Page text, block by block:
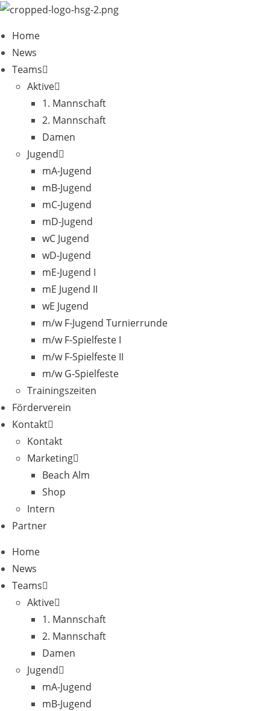
Zum
springen
Home
News
Teams
Aktive
1. Mannschaft
2. Mannschaft
Damen
Jugend
mA-Jugend
mB-Jugend
mC-Jugend
mD-Jugend
wC Jugend
wD-Jugend
mE-Jugend I
mE Jugend II
wE Jugend
m/w F-Jugend Turnierrunde
m/w F-Spielfeste I
m/w F-Spielfeste II
m/w G-Spielfeste
Trainingszeiten
Förderverein
Kontakt
Kontakt
Marketing
Beach Alm
Shop
Intern
Partner
Home
News
Teams
Aktive
1. Mannschaft
2. Mannschaft
Damen
Jugend
mA-Jugend
mB-Jugend